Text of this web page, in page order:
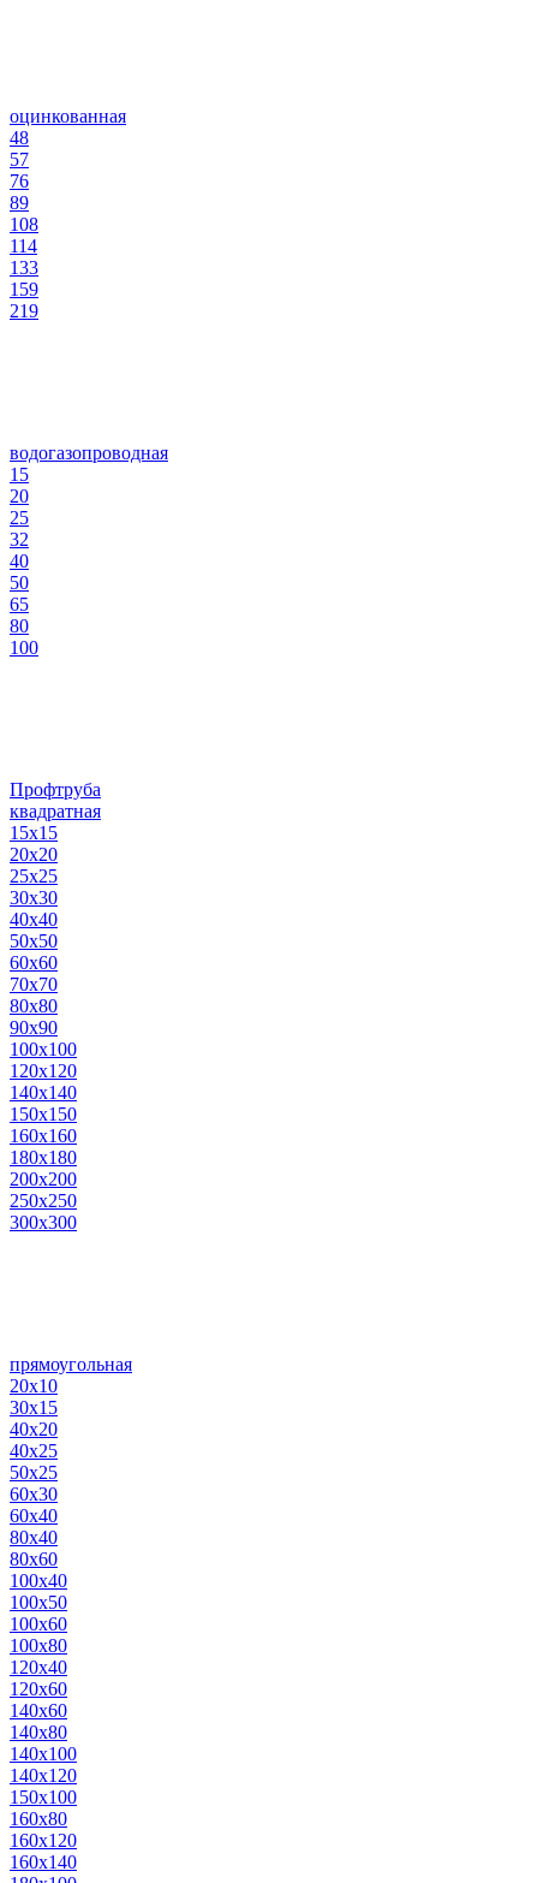
оцинкованная
48
57
76
89
108
114
133
159
219
водогазопроводная
15
20
25
32
40
50
65
80
100
Профтруба
квадратная
15х15
20х20
25х25
30х30
40х40
50х50
60х60
70х70
80х80
90х90
100х100
120х120
140х140
150х150
160х160
180х180
200х200
250х250
300х300
прямоугольная
20х10
30х15
40х20
40х25
50х25
60х30
60х40
80х40
80х60
100х40
100х50
100х60
100х80
120х40
120х60
140х60
140х80
140х100
140х120
150х100
160х80
160х120
160х140